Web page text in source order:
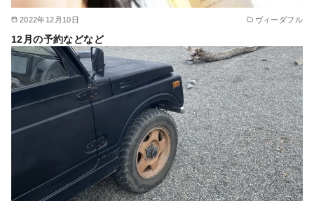
2022年12月10日 ヴィーダフル
12月の予約などなど